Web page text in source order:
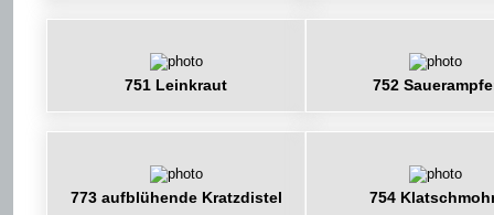
751 Leinkraut 752
773 aufblühende Kratzdistel 754